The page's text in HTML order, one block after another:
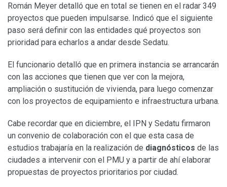
Román Meyer detalló que en total se tienen en el radar 349
proyectos que pueden impulsarse. Indicó que el siguiente
paso será definir con las entidades qué proyectos son
prioridad para echarlos a andar desde Sedatu.
El funcionario detalló que en primera instancia se arrancarán
con las acciones que tienen que ver con la mejora,
ampliación o sustitución de vivienda, para luego comenzar
con los proyectos de equipamiento e infraestructura urbana.
Cabe recordar que en diciembre, el IPN y Sedatu firmaron
un convenio de colaboración con el que esta casa de
estudios trabajaría en la realización de diagnósticos de las
ciudades a intervenir con el PMU y a partir de ahí elaborar
propuestas de proyectos prioritarios por ciudad.